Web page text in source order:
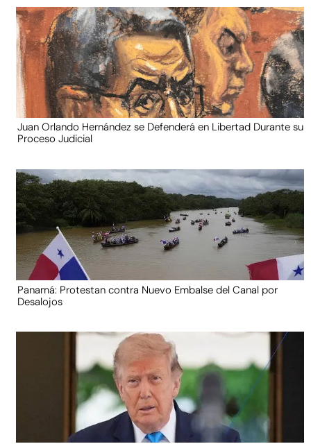
Juan Orlando Hernández se Defenderá en Libertad Durante su
Proceso Judicial
Panamá: Protestan contra Nuevo Embalse del Canal por
Desalojos